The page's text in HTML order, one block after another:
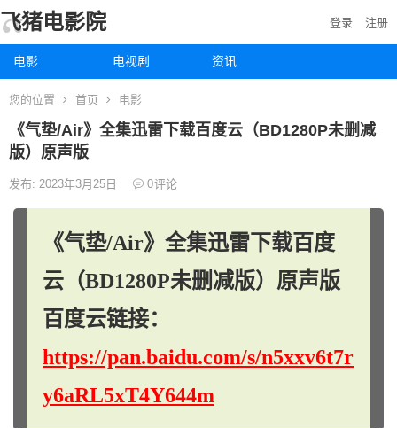
飞猪电影院
电影 电视剧 资讯
登录 注册
您的位置 首页 电影
《气垫/Air》全集迅雷下载百度云（BD1280P未删减
版）原声版
发布: 2023年3月25日 0评论
《气垫/Air》全集迅雷下载百度
云（BD1280P未删减版）原声版
百度云链接：
https://pan.baidu.com/s/n5xxv6t7r
y6aRL5xT4Y644m